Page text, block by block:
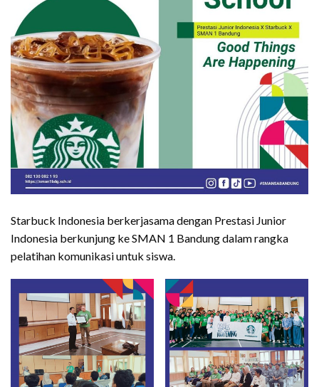
Starbuck Indonesia berkerjasama dengan Prestasi Junior
Indonesia berkunjung ke SMAN 1 Bandung dalam rangka
pelatihan komunikasi untuk siswa.